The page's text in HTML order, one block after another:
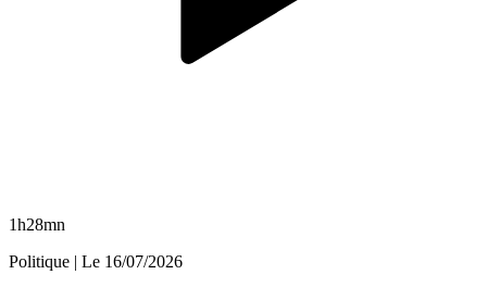
1h28mn
Politique | Le 16/07/2026